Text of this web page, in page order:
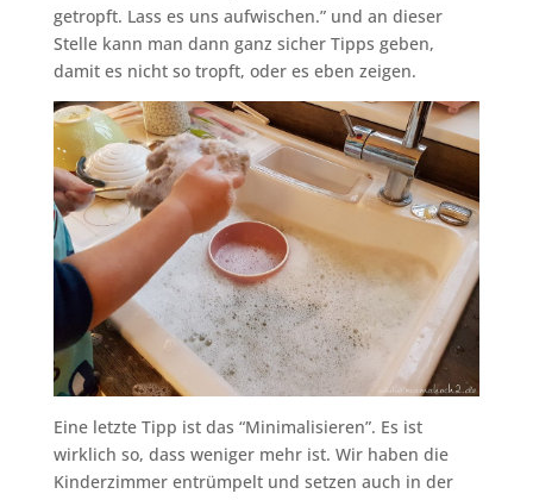
getropft. Lass es uns aufwischen.” und an dieser
Stelle kann man dann ganz sicher Tipps geben,
damit es nicht so tropft, oder es eben zeigen.
Eine letzte Tipp ist das “Minimalisieren”. Es ist
wirklich so, dass weniger mehr ist. Wir haben die
Kinderzimmer entrümpelt und setzen auch in der